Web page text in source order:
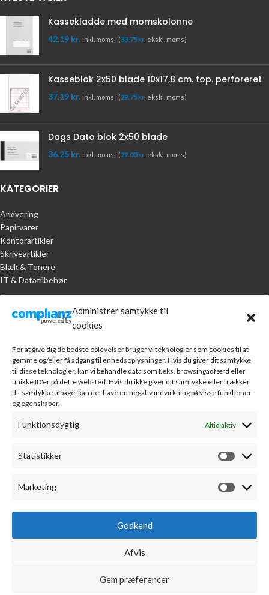
Administrer samtykke til
cookies
For at give dig de bedste oplevelser bruger vi teknologier som cookies til at
gemme og/eller få adgang til enhedsoplysninger. Hvis du giver dit samtykke
til disse teknologier, kan vi behandle data som f.eks. browsingadfærd eller
unikke ID'er på dette websted. Hvis du ikke giver dit samtykke eller trækker
dit samtykke tilbage, kan det have en negativ indvirkning på visse funktioner
og egenskaber.
Funktionsdygtig Altid aktiv
Statistikker
Marketing
Godkend
Afvis
Gem præferencer
Kassekladde med momskolonne
42.19 kr. Inkl. moms | (33.75kr. ekskl. moms)
Kasseblok 2x50 blade 10x17,8 cm. top. perforeret
37.19 kr. Inkl. moms | (29.75kr. ekskl. moms)
Dags Dato blok 2x50 blade
36.25 kr. Inkl. moms | (29.00kr. ekskl. moms)
KATEGORIER
Arkivering
Papirvarer
Kontorartikler
Skriveartikler
Blæk & Tonere
IT & Datatilbehør
KUNDESERVICE
Handelsbetingelser
Bankoplysninger
Markedsføring
Webudvikling
Leverandører
Sponsorater
Kontakt
Fortryd køb
Favoritliste
Adresser
AR JØRGENSEN - ALLE RETTIGHEDER FORBEHOLDES